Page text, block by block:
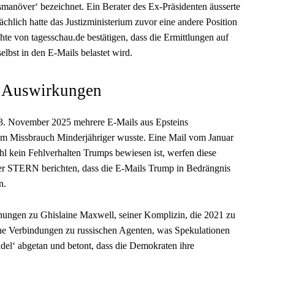
bezeichnet. Ein Berater des Ex-Präsidenten äusserte
hatte das Justizministerium zuvor eine andere Position
von tagesschau.de bestätigen, dass die Ermittlungen auf
in den E-Mails belastet wird.
November 2025 mehrere E-Mails aus Epsteins
Missbrauch Minderjähriger wusste. Eine Mail vom Januar
kein Fehlverhalten Trumps bewiesen ist, werfen diese
STERN berichten, dass die E-Mails Trump in Bedrängnis
zu Ghislaine Maxwell, seiner Komplizin, die 2021 zu
Verbindungen zu russischen Agenten, was Spekulationen
abgetan und betont, dass die Demokraten ihre